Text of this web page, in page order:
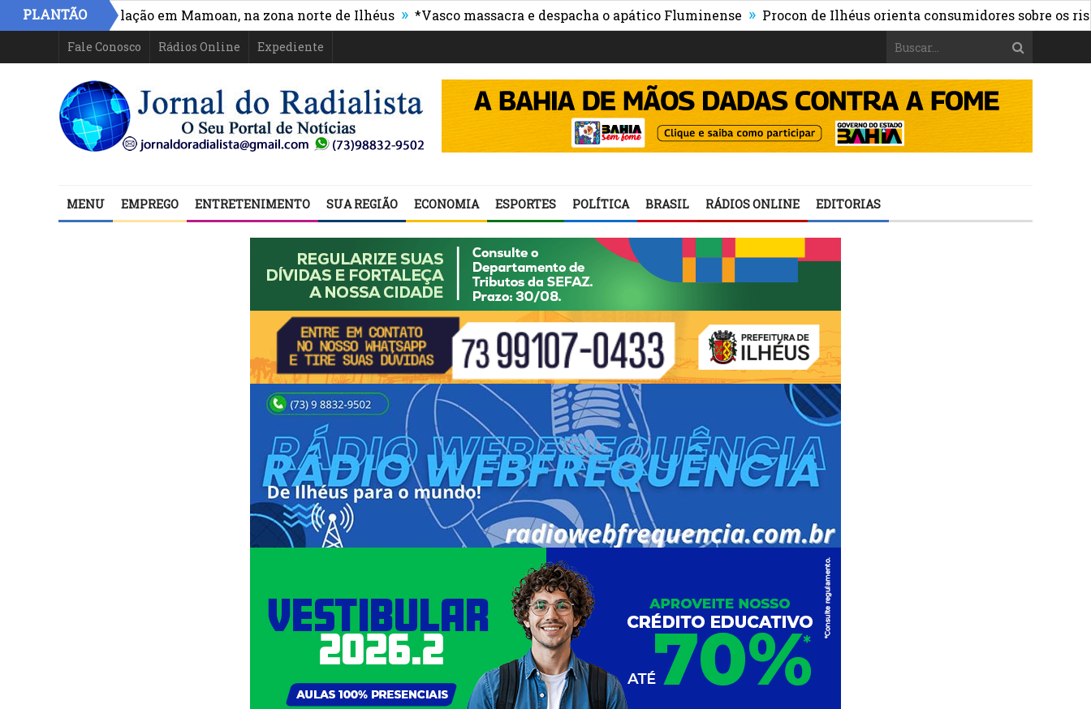
PLANTÃO
e circulação em Mamoan, na zona norte de Ilhéus » *Vasco massacra e despacha o apático Fluminense » Procon de Ilhéus orienta consumidores sobre os riscos
Fale Conosco Rádios Online Expediente
MENU EMPREGO ENTRETENIMENTO SUA REGIÃO ECONOMIA ESPORTES POLÍTICA BRASIL RÁDIOS ONLINE EDITORIAS